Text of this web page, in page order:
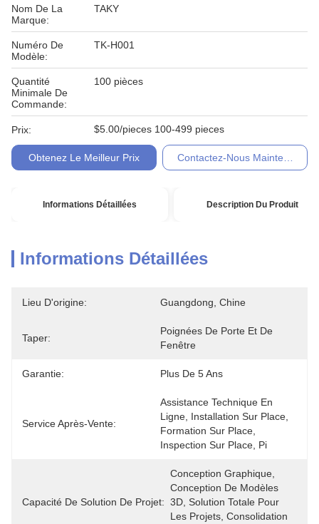
Nom De La
Marque:
TAKY
Numéro De
Modèle:
TK-H001
Quantité
Minimale De
Commande:
100 pièces
Prix: $5.00/pieces 100-499 pieces
Obtenez Le Meilleur Prix Contactez-Nous Maintenant
Informations Détaillées Description Du Produit
Informations Détaillées
Lieu D'origine: Guangdong, Chine
Taper:
Poignées De Porte Et De
Fenêtre
Garantie: Plus De 5 Ans
Service Après-Vente:
Assistance Technique En
Ligne, Installation Sur Place,
Formation Sur Place,
Inspection Sur Place, Pi
Capacité De Solution De Projet:
Conception Graphique,
Conception De Modèles
3D, Solution Totale Pour
Les Projets, Consolidation